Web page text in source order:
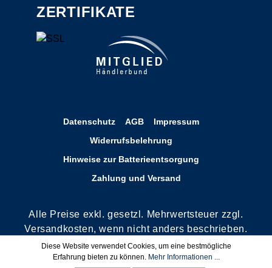
ZERTIFIKATE
Datenschutz AGB
Impressum
Widerrufsbelehrung
Hinweise zur Batterieentsorgung
Zahlung und Versand
Alle Preise exkl. gesetzl. Mehrwertsteuer zzgl.
Versandkosten, wenn nicht anders beschrieben.
**Rechnungskauf nur für Bestandskunden oder
nach positiver Bonitätsauskunft. Wir behalten
Diese Website verwendet Cookies, um eine bestmögliche
Erfahrung bieten zu können. Mehr Informationen ...